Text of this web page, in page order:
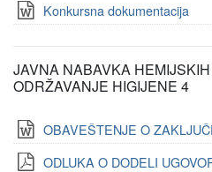
Konkursna dokumentacija
JAVNA NABAVKA
ODRŽAVANJE HIGIJENE 4
OBAVEŠTENJE O
ODLUKA O DODELI